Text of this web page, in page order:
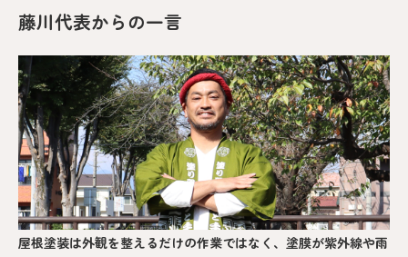
藤川代表からの一言
屋根塗装は外観を整えるだけの作業ではなく、塗膜が紫外線や雨